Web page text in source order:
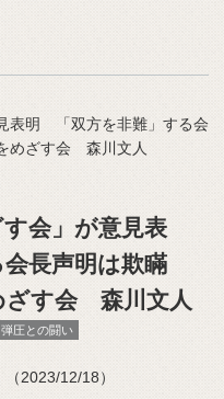
表明 「双方を非難」する会
めざす会 森川文人
会」が意見表
長声明は欺瞞
ざす会 森川文人
弾圧との闘い
2023/12/18）